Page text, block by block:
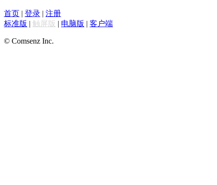
首页 | 登录 | 注册
标准版 | 触屏版 | 电脑版 | 客户端
© Comsenz Inc.